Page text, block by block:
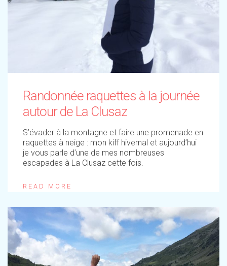
Randonnée raquettes à la journée
autour de La Clusaz
S’évader à la montagne et faire une promenade en
raquettes à neige : mon kiff hivernal et aujourd’hui
je vous parle d’une de mes nombreuses
escapades à La Clusaz cette fois.
READ MORE